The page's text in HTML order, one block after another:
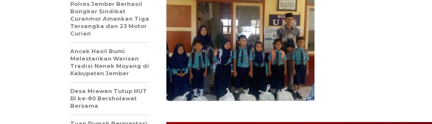
Polres Jember Berhasil
Bongkar Sindikat
Curanmor Amankan Tiga
Tersangka dan 23 Motor
Curian
Ancak Hasil Bumi
Melestarikan Warisan
Tradisi Nenek Moyang di
Kabupaten Jember
Desa Mrawan Tutup HUT
RI ke-80 Bersholawat
Bersama